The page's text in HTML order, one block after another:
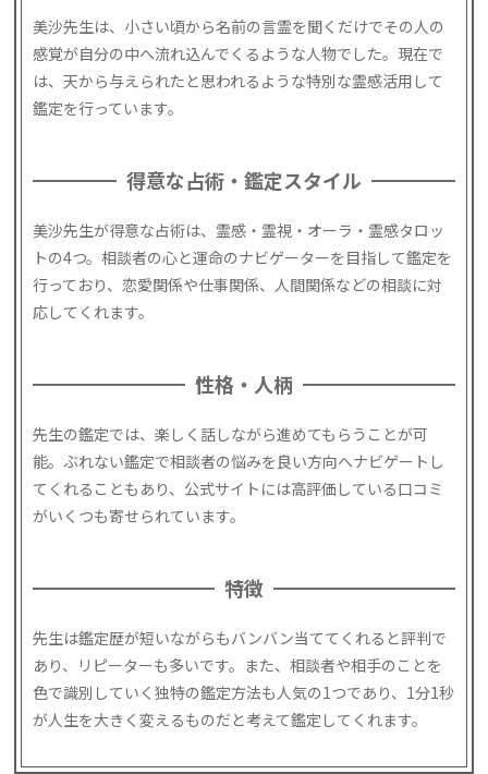
美沙先生は、小さい頃から名前の言霊を聞くだけでその人の
感覚が自分の中へ流れ込んでくるような人物でした。現在で
は、天から与えられたと思われるような特別な霊感活用して
鑑定を行っています。
得意な占術・鑑定スタイル
美沙先生が得意な占術は、霊感・霊視・オーラ・霊感タロッ
トの4つ。相談者の心と運命のナビゲーターを目指して鑑定を
行っており、恋愛関係や仕事関係、人間関係などの相談に対
応してくれます。
性格・人柄
先生の鑑定では、楽しく話しながら進めてもらうことが可
能。ぶれない鑑定で相談者の悩みを良い方向へナビゲートし
てくれることもあり、公式サイトには高評価している口コミ
がいくつも寄せられています。
特徴
先生は鑑定歴が短いながらもバンバン当ててくれると評判で
あり、リピーターも多いです。また、相談者や相手のことを
色で識別していく独特の鑑定方法も人気の1つであり、1分1秒
が人生を大きく変えるものだと考えて鑑定してくれます。